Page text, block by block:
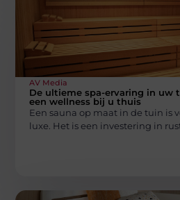
AV Media
De ultieme spa-ervaring in uw
een wellness bij u thuis
Een sauna op maat in de tuin is
luxe. Het is een investering in